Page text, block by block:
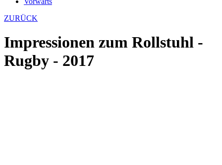
ZURÜCK
Impressionen zum Rollstuhl -
Rugby - 2017